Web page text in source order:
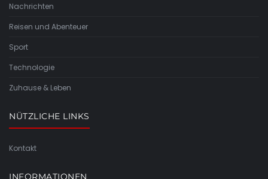
Nachrichten
Reisen und Abenteuer
Sport
Technologie
Zuhause & Leben
NÜTZLICHE LINKS
Kontakt
INFORMATIONEN